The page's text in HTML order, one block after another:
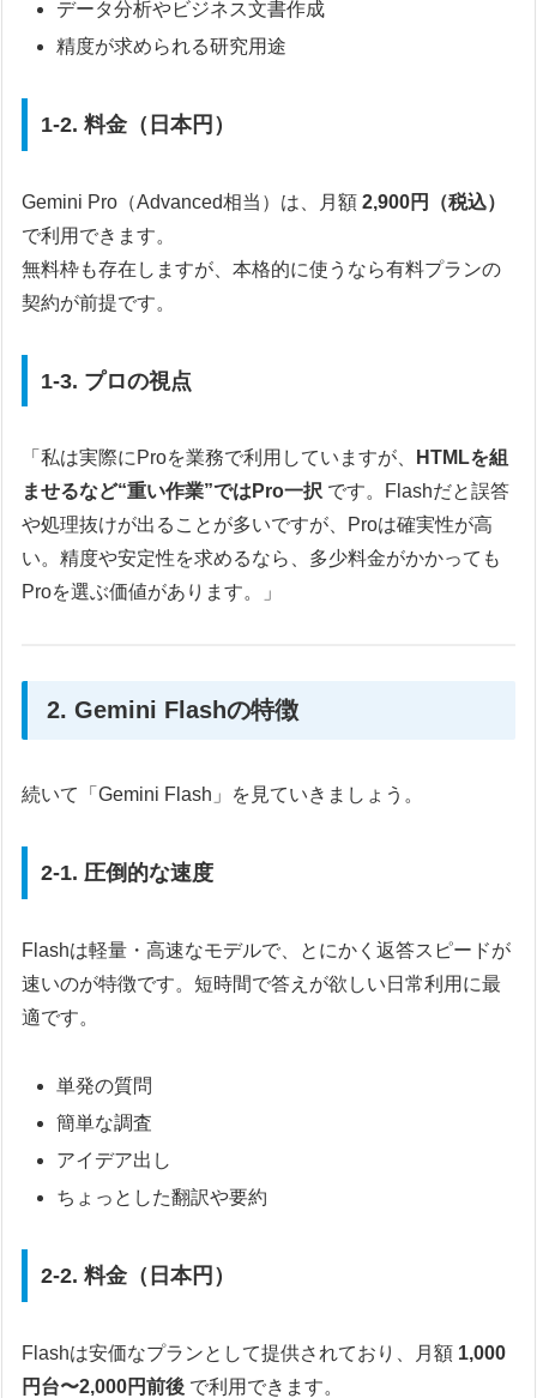
データ分析やビジネス文書作成
精度が求められる研究用途
1-2. 料金（日本円）
Gemini Pro（Advanced相当）は、月額2,900円（税込）
で利用できます。
無料枠も存在しますが、本格的に使うなら有料プランの
契約が前提です。
1-3. プロの視点
「私は実際にProを業務で利用していますが、
HTMLを組
ませるなど“重い作業”ではPro一択 です。Flashだと誤答
や処理抜けが出ることが多いですが、Proは確実性が高
い。精度や安定性を求めるなら、多少料金がかかっても
Proを選ぶ価値があります。」
2. Gemini Flashの特徴
続いて「Gemini Flash」を見ていきましょう。
2-1. 圧倒的な速度
Flashは軽量・高速なモデルで、とにかく返答スピードが
速いのが特徴です。短時間で答えが欲しい日常利用に最
適です。
単発の質問
簡単な調査
アイデア出し
ちょっとした翻訳や要約
2-2. 料金（日本円）
Flashは安価なプランとして提供されており、月額 1,000
円台〜2,000円前後 で利用できます。